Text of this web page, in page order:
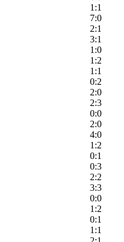
1:1
7:0
2:1
3:1
1:0
1:2
1:1
0:2
2:0
2:3
0:0
2:0
4:0
1:2
0:1
0:3
2:2
3:3
0:0
1:2
0:1
1:1